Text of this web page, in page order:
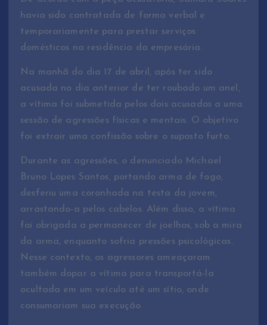
havia sido contratada de forma verbal e
temporariamente para prestar serviços
domésticos na residência da empresária.
Na manhã do dia 17 de abril, após ter sido
acusada no dia anterior de ter roubado um anel,
a vítima foi submetida pelos dois acusados a uma
sessão de agressões físicas e mentais. O objetivo
foi extrair uma confissão sobre o suposto furto.
Durante as agressões, o denunciado Michael
Bruno Lopes Santos, portando arma de fogo,
desferiu uma coronhada na testa da jovem,
arrastando-a pelos cabelos. Além disso, a vítima
foi obrigada a permanecer de joelhos, sob a mira
da arma, enquanto sofria pressões psicológicas.
Nesse contexto, os agressores ameaçaram
também dopar a vítima para transportá-la
ocultada em um veículo até um sítio, onde
consumariam sua execução.